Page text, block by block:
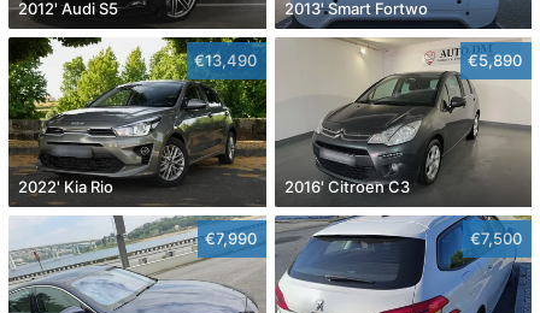
2012' Audi S5 2013' Smart Fortwo
€13,490
2022' Kia Rio
€5,890
2016' Citroen C3
€7,990 €7,500